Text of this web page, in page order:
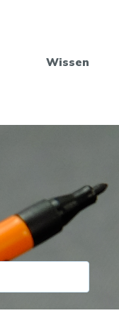
Wissen